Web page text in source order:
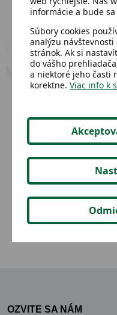
Detská deka
Detail
OZVITE SA NÁM
informácie a bude
Súbory cookies
analýzu
stránok. Ak si
do vášho
a niektoré jeho časti
korektne. Viac info k